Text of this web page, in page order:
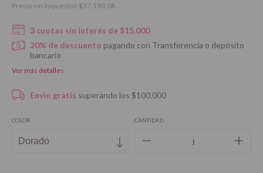
Precio sin impuestos $37.190,08
3 cuotas sin interés de $15.000
20% de descuento pagando con Transferencia o depósito
bancario
Ver más detalles
Envío gratis superando los$100.000
COLOR CANTIDAD